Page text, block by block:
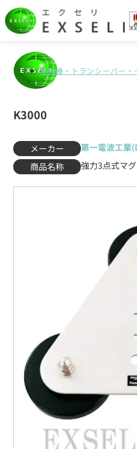
無線機・トランシーバー・
K3000
メーカー
第一電波工業
商品名称
強力3点式マ